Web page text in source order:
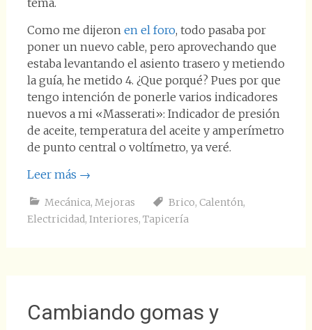
Como me dijeron en el foro, todo pasaba por
poner un nuevo cable, pero aprovechando que
estaba levantando el asiento trasero y metiendo
la guía, he metido 4. ¿Que porqué? Pues por que
tengo intención de ponerle varios indicadores
nuevos a mi «Masserati»: Indicador de presión
de aceite, temperatura del aceite y amperímetro
de punto central o voltímetro, ya veré.
Leer más →
Mecánica, Mejoras Brico, Calentón,
Electricidad, Interiores, Tapicería
Cambiando gomas y